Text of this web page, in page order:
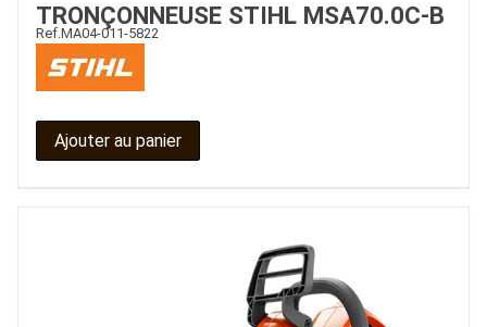
TRONÇONNEUSE STIHL MSA70.0C-B
Ref.MA04-011-5822
Ajouter au panier